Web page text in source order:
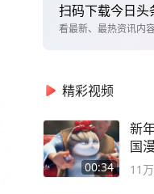
扫码下载今日头
看最新、最热资讯内
精彩视频
00:34
新
国
11万